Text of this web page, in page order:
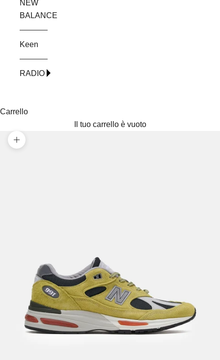
NEW
BALANCE
Keen
RADIO
Carrello
Il tuo carrello è vuoto
Ingrandisci immagine